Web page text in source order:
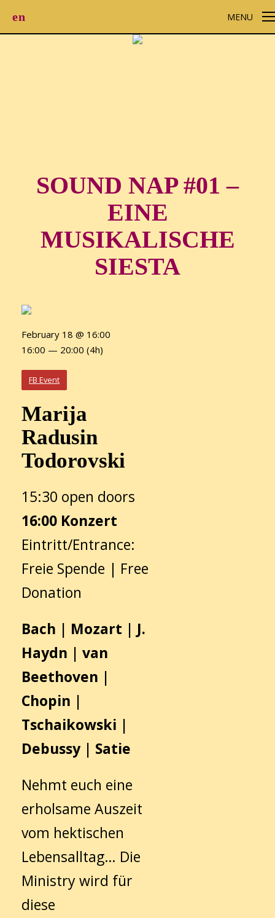
en MENU
SOUND NAP #01 –
EINE
MUSIKALISCHE
SIESTA
Marija
Radusin
Todorovski
15:30 open doors
16:00 Konzert
Eintritt/Entrance:
Freie Spende | Free
Donation
Bach | Mozart | J.
Haydn | van
Beethoven |
Chopin |
Tschaikowski |
Debussy | Satie
Nehmt euch eine
erholsame Auszeit
vom hektischen
Lebensalltag… Die
Ministry wird für
diese
February 18 @ 16:00
16:00 — 20:00 (4h)
FB Event